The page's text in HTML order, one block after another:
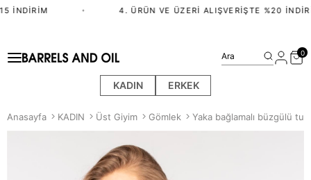
İNDIRIM 4. ÜRÜN VE ÜZERI ALIŞVERIŞTE %20
KADIN ERKEK
Ara 0
Anasayfa KADIN Üst Giyim Gömlek Yaka bağlamalı büzgülü